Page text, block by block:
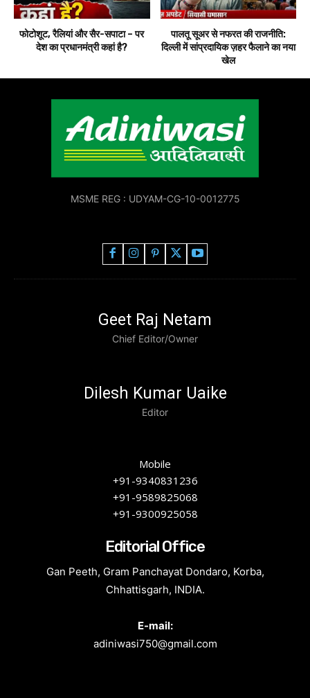
फोटोशूट, रैलियां और सैर-सपाटा – पर
देश का प्रधानमंत्री कहां है?
पालतू सूअर से नफरत की राजनीति:
दिल्ली में सांप्रदायिक ज़हर फैलाने का नया
खेल
MSME REG : UDYAM-CG-10-0012775
Geet Raj Netam
Chief Editor/Owner
Dilesh Kumar Uaike
Editor
Mobile
+91-9340831236
+91-9589825068
+91-9300925058
Editorial Office
Gan Peeth, Gram Panchayat Dondaro, Korba,
Chhattisgarh, INDIA.
E-mail:
adiniwasi750@gmail.com